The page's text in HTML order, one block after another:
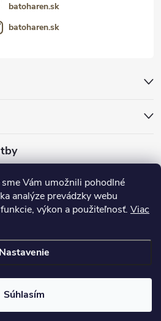
Vám umožnili pohodlné
analýze prevádzky webu
výkon a použiteľnosť. Viac
Nastavenie
Súhlasím
batoharen.sk
batoharen.sk
cookies